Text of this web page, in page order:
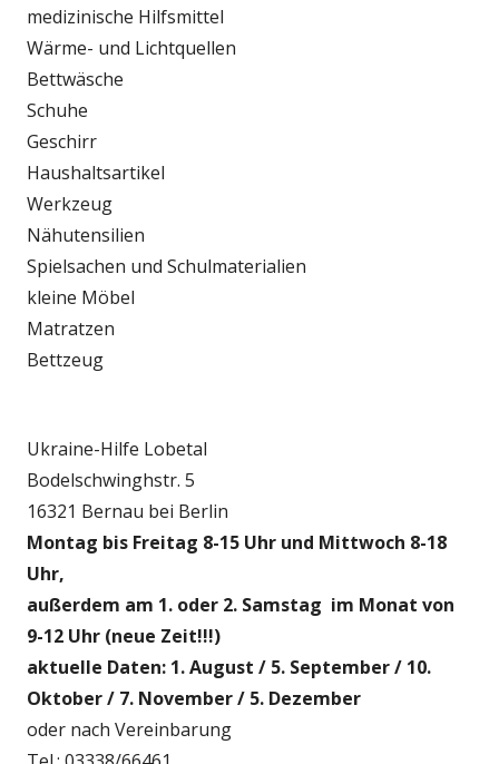
medizinische Hilfsmittel
Wärme- und Lichtquellen
Bettwäsche
Schuhe
Geschirr
Haushaltsartikel
Werkzeug
Nähutensilien
Spielsachen und Schulmaterialien
kleine Möbel
Matratzen
Bettzeug
Ukraine-Hilfe Lobetal
Bodelschwinghstr. 5
16321 Bernau bei Berlin
Montag bis Freitag 8-15 Uhr und Mittwoch 8-18
Uhr,
außerdem am 1. oder 2. Samstag im Monat von
9-12 Uhr (neue Zeit!!!)
aktuelle Daten: 1. August / 5. September / 10.
Oktober / 7. November / 5. Dezember
oder nach Vereinbarung